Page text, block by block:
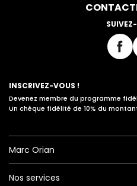
INSCRIVEZ-VOUS !
Devenez membre du programme
Un chèque fidélité de 10% du
Marc Orian
Nos services